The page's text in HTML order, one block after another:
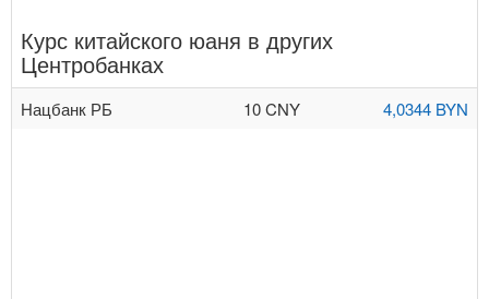
Курс китайского юаня в других
Центробанках
Нацбанк РБ 10 CNY 4,0344 BYN